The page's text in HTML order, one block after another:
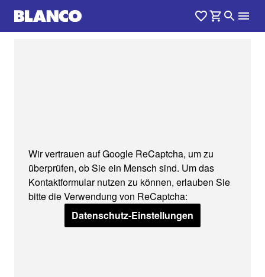
Wir vertrauen auf Google ReCaptcha, um zu
überprüfen, ob Sie ein Mensch sind. Um das
Kontaktformular nutzen zu können, erlauben Sie
bitte die Verwendung von ReCaptcha:
Datenschutz-Einstellungen